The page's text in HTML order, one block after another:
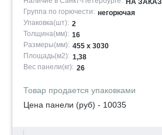
НА ЗАКАЗ
Группа по горючести: негорючая
Упаковка(шт): 2
Толщина(мм): 16
Размеры(мм): 455 х 3030
Площадь(м2): 1,38
Вес панели(кг): 26
Товар продается упаковками
Цена панели (руб) - 10035